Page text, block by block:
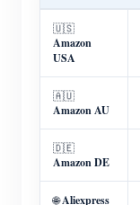
🇺🇸
Amazon
USA
🇦🇺
Amazon AU
🇩🇪
Amazon DE
🌐Aliexpress